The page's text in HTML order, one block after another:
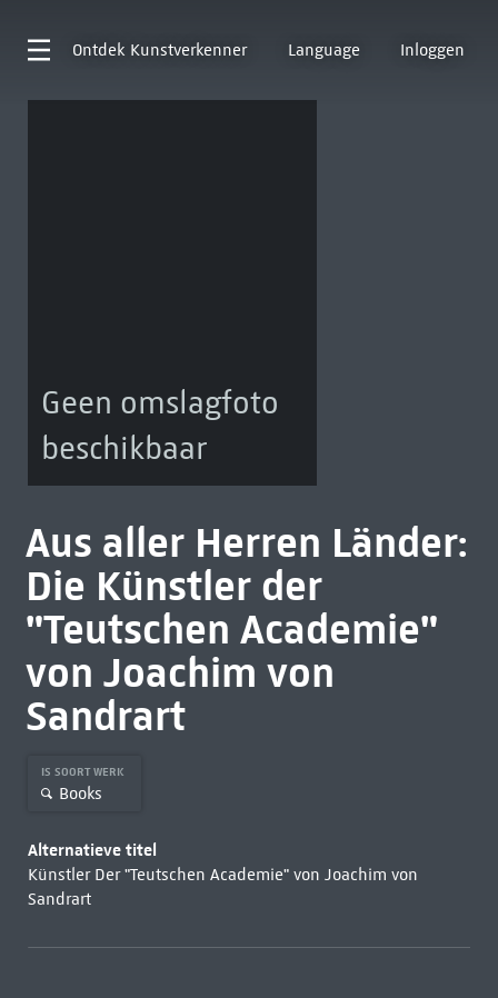
Ontdek Kunstverkenner Language Inloggen
Geen omslagfoto
beschikbaar
Aus aller Herren Länder:
Die Künstler der
"Teutschen Academie"
von Joachim von
Sandrart
IS SOORT WERK
Books
Alternatieve titel
Künstler Der "Teutschen Academie" von Joachim von
Sandrart